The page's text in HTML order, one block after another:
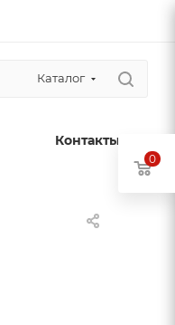
Каталог
Контакты
0